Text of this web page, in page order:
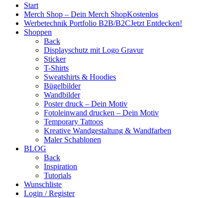
Start
Merch Shop – Dein Merch ShopKostenlos
Werbetechnik Portfolio B2B/B2CJetzt Entdecken!
Shoppen
Back
Displayschutz mit Logo Gravur
Sticker
T-Shirts
Sweatshirts & Hoodies
Bügelbilder
Wandbilder
Poster druck – Dein Motiv
Fotoleinwand drucken – Dein Motiv
Temporary Tattoos
Kreative Wandgestaltung & Wandfarben
Maler Schablonen
BLOG
Back
Inspiration
Tutorials
Wunschliste
Login / Register